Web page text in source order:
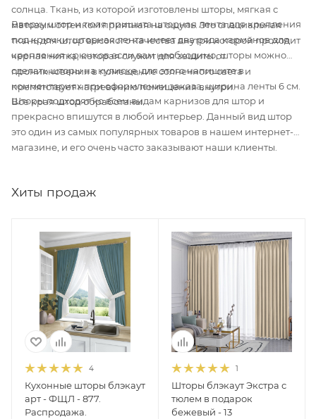
солнца. Ткань, из которой изготовлены шторы, мягкая с
матовым оттенком приятная на ощупь. Это специальная
ткань для штор высокого качества внутри которой проходит
черная нитка, которая служит для защиты от
проникновения в помещение солнечного света и
препятствует нагреванию помещения внутри.
Вверху штор и тюля пришита шторная лента для крепления
под крючки, шторная лента имеет два ряда карманов для
крепления крючков если вам необходимо, шторы можно
сделать шторы на кулиске, для этого напишите в
комментариях при оформлении заказа, ширина ленты 6 см.
Все края штор обработаны.
Шторы подходят ко всем видам карнизов для штор и
прекрасно впишутся в любой интерьер. Данный вид штор
это один из самых популярных товаров в нашем интернет-
магазине, и его очень часто заказывают наши клиенты.
Хиты продаж
4
Кухонные шторы блэкаут
арт - ФЩЛ - 877.
Распродажа.
1
Шторы блэкаут Экстра с
тюлем в подарок
бежевый - 13